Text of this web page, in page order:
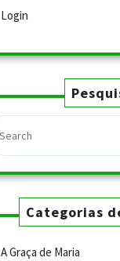
Login
Categorias
A Graça de Maria